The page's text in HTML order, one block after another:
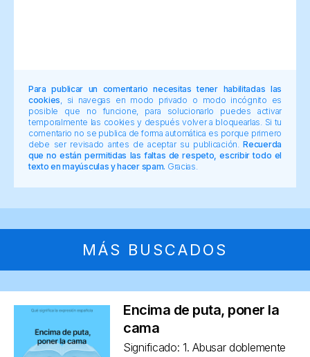
Para publicar un comentario necesitas tener habilitadas las
cookies , si navegas en modo privado o modo incógnito es
posible que no funcione, para solucionarlo puedes activar
temporalmente las cookies y después volver a bloquearlas. Si tu
comentario no se publica de forma automática es porque primero
debe ser revisado antes de aceptar su publicación.Recuerda
que no están permitidas las faltas de respeto, escribir todo el
texto en mayúsculas y hacer spam. Gracias.
MÁS BUSCADOS
Encima de puta, poner la
cama
Significado: 1. Abusar doblemente